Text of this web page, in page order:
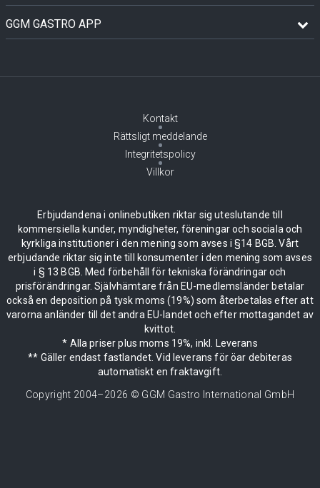
GGM GASTRO APP
Kontakt
Rättsligt meddelande
Integritetspolicy
Villkor
Erbjudandena i onlinebutiken riktar sig uteslutande till
kommersiella kunder, myndigheter, föreningar och sociala och
kyrkliga institutioner i den mening som avses i §14 BGB. Vårt
erbjudande riktar sig inte till konsumenter i den mening som avses
i § 13 BGB. Med förbehåll för tekniska förändringar och
prisförändringar. Självhämtare från EU-medlemsländer betalar
också en deposition på tysk moms (19%) som återbetalas efter att
varorna anländer till det andra EU-landet och efter mottagandet av
kvittot.
* Alla priser plus moms 19%, inkl. Leverans
** Gäller endast fastlandet. Vid leverans för öar debiteras
automatiskt en fraktavgift.
Copyright 2004–2026 © GGM Gastro International GmbH